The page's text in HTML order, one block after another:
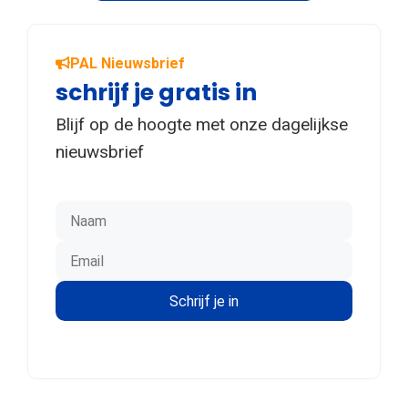
PAL Nieuwsbrief
schrijf je gratis in
Blijf op de hoogte met onze dagelijkse
nieuwsbrief